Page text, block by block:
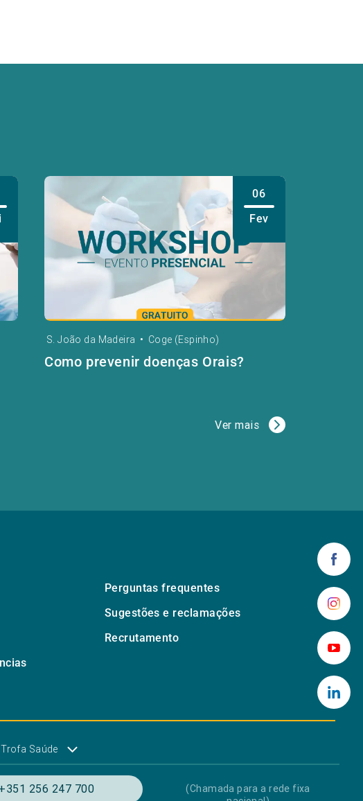
06
Fev
S. João da Madeira • Coge (Espinho)
Como prevenir doenças Orais?
Ver mais
Perguntas frequentes
Sugestões e reclamações
Recrutamento
Trofa Saúde
+351 256 247 700
(Chamada para a rede fixa